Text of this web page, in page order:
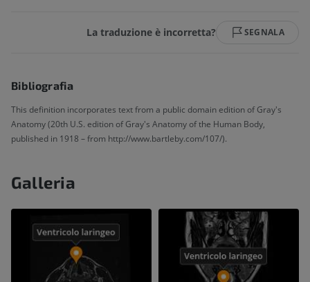
La traduzione è incorretta? SEGNALA
Bibliografia
This definition incorporates text from a public domain edition of Gray's
Anatomy (20th U.S. edition of Gray's Anatomy of the Human Body,
published in 1918 – from http://www.bartleby.com/107/).
Galleria